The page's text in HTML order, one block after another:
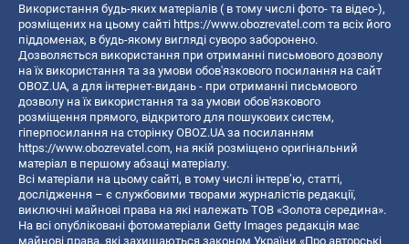
Використання будь-яких матеріалів ( в тому числі фото- та відео-),
розміщених на цьому сайті https://www.obozrevatel.com та всіх його
піддоменах, в будь-якому вигляді суворо заборонено.
Дозволяється використання при отриманні письмового дозволу
на їх використання та за умови обов'язкового посилання на сайт
OBOZ.UA, а для інтернет-видань - при отриманні письмового
дозволу на їх використання та за умови обов'язкового
розміщення прямого, відкритого для пошукових систем,
гіперпосилання на сторінку OBOZ.UA за посиланням
https://www.obozrevatel.com, на якій розміщено оригінальний
матеріал в першому абзаці матеріалу.
Всі матеріали на цьому сайті, в тому числі інтерв’ю, статті,
дослідження – є службовими творами журналістів редакції,
виключні майнові права на які належать ТОВ «Золота середина».
На всі опубліковані фотоматеріали Getty Images редакція має
майнові права, які захищаються законом України «Про авторські